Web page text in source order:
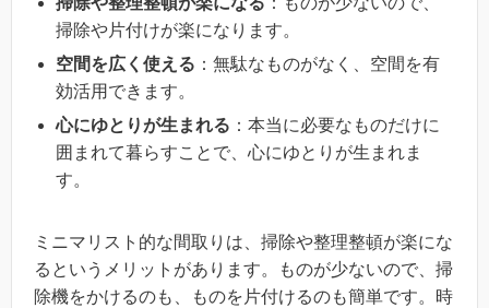
掃除や片付けが楽になります。
空間を広く使える ：無駄なものがなく、空間を有
効活用できます。
心にゆとりが生まれる ：本当に必要なものだけに
囲まれて暮らすことで、心にゆとりが生まれま
す。
ミニマリスト的な間取りは、掃除や整理整頓が楽にな
るというメリットがあります。ものが少ないので、掃
除機をかけるのも、ものを片付けるのも簡単です。時